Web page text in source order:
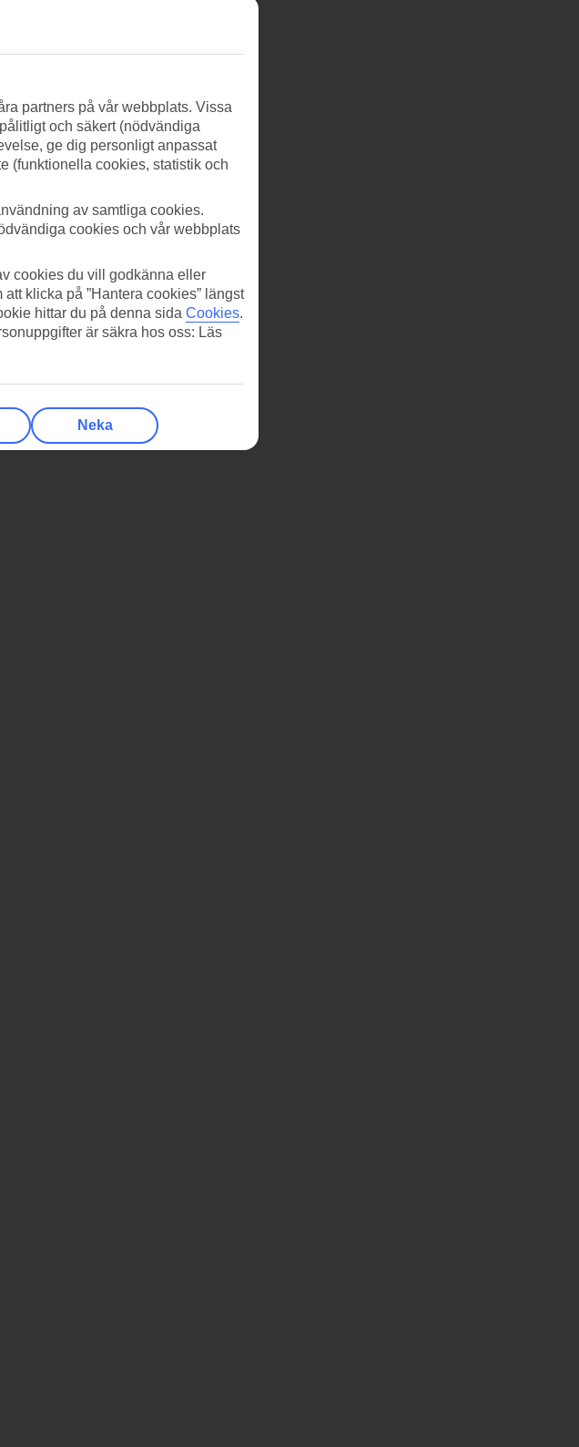
partners på vår webbplats. Vissa
och säkert (nödvändiga
ge dig personligt anpassat
(funktionella cookies, statistik och
av samtliga cookies.
cookies och vår webbplats
cookies du vill godkänna eller
klicka på ”Hantera cookies” längst
hittar du på denna sida Cookies.
är säkra hos oss: Läs
Neka